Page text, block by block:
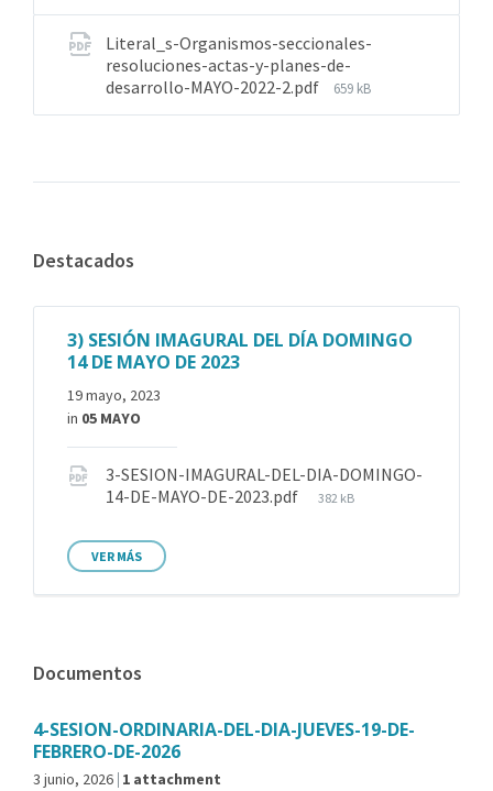
Literal_s-Organismos-seccionales-
resoluciones-actas-y-planes-de-
desarrollo-MAYO-2022-2.pdf
659 kB
Destacados
3) SESIÓN IMAGURAL DEL DÍA DOMINGO
14 DE MAYO DE 2023
19 mayo, 2023
in 05 MAYO
3-SESION-IMAGURAL-DEL-DIA-DOMINGO-
14-DE-MAYO-DE-2023.pdf
382 kB
VER MÁS
Documentos
4-SESION-ORDINARIA-DEL-DIA-JUEVES-19-DE-
FEBRERO-DE-2026
3 junio, 2026 1 attachment